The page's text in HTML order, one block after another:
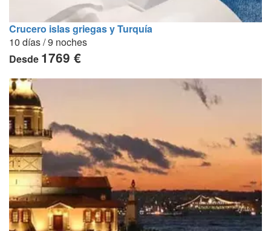
Crucero islas griegas y Turquía
10 días / 9 noches
Desde 1769 €